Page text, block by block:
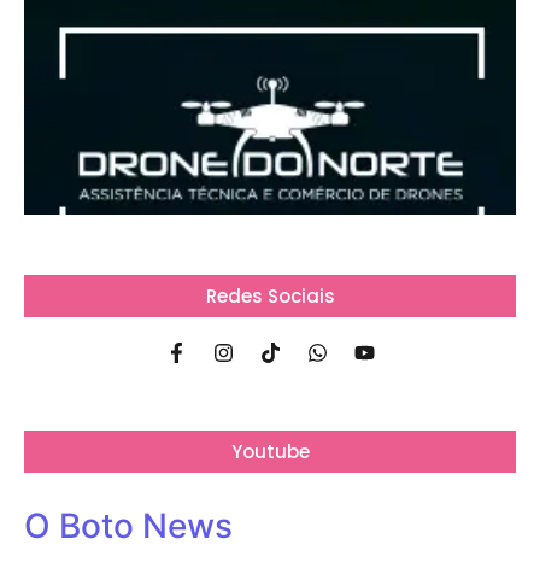
Redes Sociais
Youtube
O Boto News